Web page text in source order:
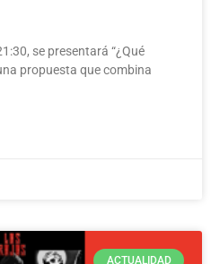
se presentará “¿Qué
propuesta que combina
ACTUALIDAD